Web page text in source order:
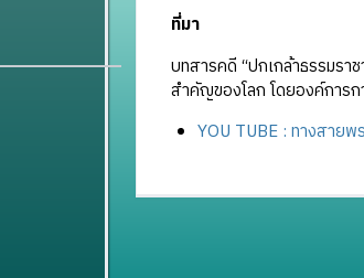
ที่มา
บทสารคดี “ปกเกล้าธรรมร
สำคัญของโลก โดยองค์การ
YOU TUBE : ทางสายพ